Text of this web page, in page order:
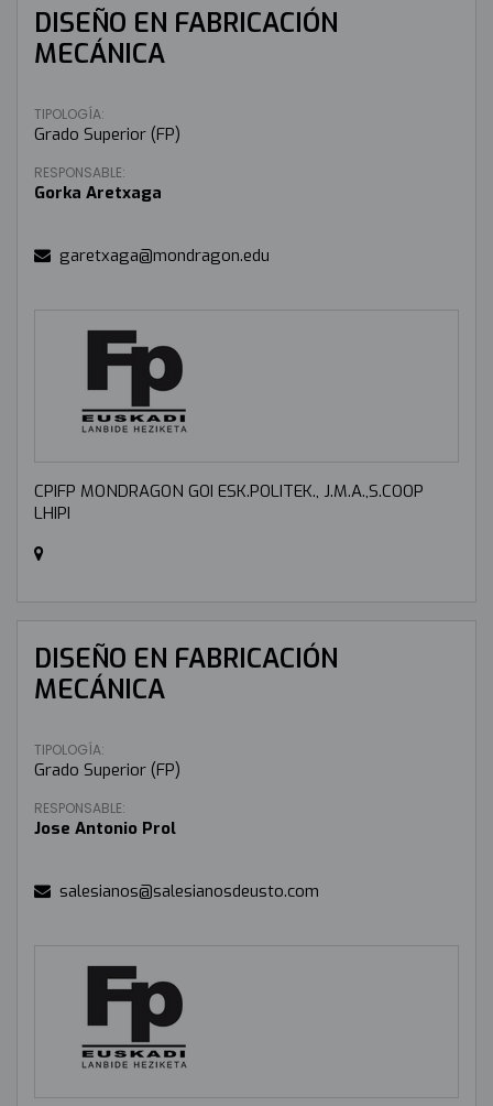
DISEÑO EN FABRICACIÓN
MECÁNICA
TIPOLOGÍA:
Grado Superior (FP)
RESPONSABLE:
Gorka Aretxaga
garetxaga@mondragon.edu
CPIFP MONDRAGON GOI ESK.POLITEK., J.M.A.,S.COOP
LHIPI
DISEÑO EN FABRICACIÓN
MECÁNICA
TIPOLOGÍA:
Grado Superior (FP)
RESPONSABLE:
Jose Antonio Prol
salesianos@salesianosdeusto.com